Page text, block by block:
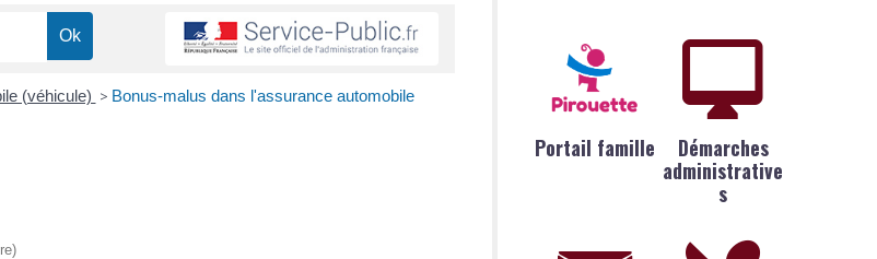
(véhicule) > Bonus-malus dans l'assurance automobile
Portail famille
Démarches
administrative
s